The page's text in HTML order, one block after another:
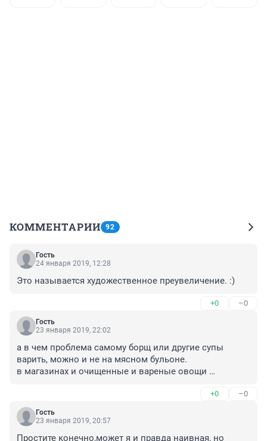
КОММЕНТАРИИ 92
Гость
24 января 2019, 12:28
Это называется художественное преувеличение. :)
+0 –0
Гость
23 января 2019, 22:02
а в чем проблема самому борщ или другие супы
варить, можно и не на мясном бульоне.
в магазинах и очищенные и вареные овощи
с правами тоже проблем нет - учись, сдавай и бери
машину, тоже без проблем.
как говориЦЦа, было бы желание..
+0 –0
Гость
23 января 2019, 20:57
Простите конечно,может я и правда наивная, но